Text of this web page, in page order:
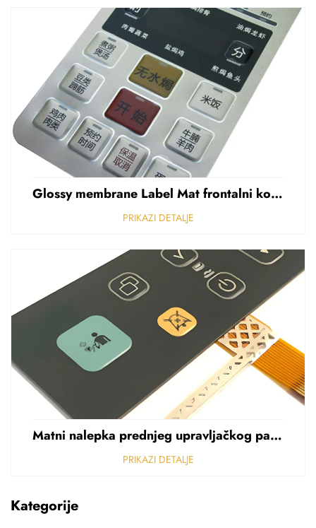
Glossy membrane Label Mat frontalni kontrolni panel Sticker Refuziran polikarbonat Grafički preklapanje
PRIKAZI DETALJE
Matni nalepka prednjeg upravljačkog panela Perforirani nalepka od polikarbonata od PVC-a debljine 0,25 mm
PRIKAZI DETALJE
Kategorije